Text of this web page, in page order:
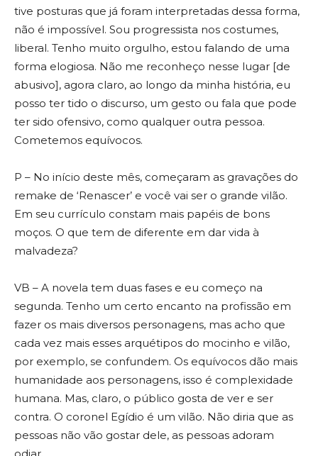
tive posturas que já foram interpretadas dessa forma,
não é impossível. Sou progressista nos costumes,
liberal. Tenho muito orgulho, estou falando de uma
forma elogiosa. Não me reconheço nesse lugar [de
abusivo], agora claro, ao longo da minha história, eu
posso ter tido o discurso, um gesto ou fala que pode
ter sido ofensivo, como qualquer outra pessoa.
Cometemos equívocos.
P – No início deste mês, começaram as gravações do
remake de ‘Renascer’ e você vai ser o grande vilão.
Em seu currículo constam mais papéis de bons
moços. O que tem de diferente em dar vida à
malvadeza?
VB – A novela tem duas fases e eu começo na
segunda. Tenho um certo encanto na profissão em
fazer os mais diversos personagens, mas acho que
cada vez mais esses arquétipos do mocinho e vilão,
por exemplo, se confundem. Os equívocos dão mais
humanidade aos personagens, isso é complexidade
humana. Mas, claro, o público gosta de ver e ser
contra. O coronel Egídio é um vilão. Não diria que as
pessoas não vão gostar dele, as pessoas adoram